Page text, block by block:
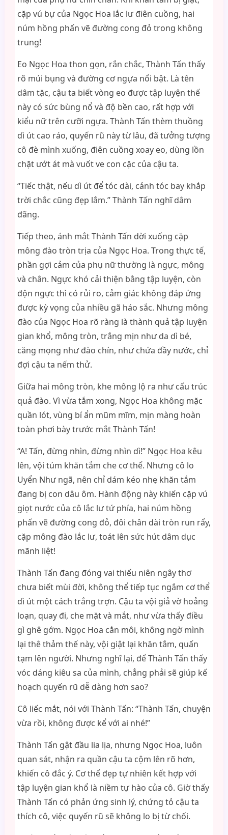
cặp vú bự của Ngọc Hoa lắc lư điên cuồng, hai
núm hồng phấn vẽ đường cong đỏ trong không
trung!
Eo Ngọc Hoa thon gọn, rắn chắc, Thành Tấn thấy
rõ múi bụng và đường cơ ngựa nổi bật. Là tên
dâm tặc, cậu ta biết vòng eo được tập luyện thế
này có sức bùng nổ và độ bền cao, rất hợp với
kiểu nữ trên cưỡi ngựa. Thành Tấn thèm thuồng
dì út cao ráo, quyến rũ này từ lâu, đã tưởng tượng
cô đè mình xuống, điên cuồng xoay eo, dùng lồn
chặt ướt át mà vuốt ve con cặc của cậu ta.
“Tiếc thật, nếu dì út để tóc dài, cảnh tóc bay khắp
trời chắc cũng đẹp lắm.” Thành Tấn nghĩ dâm
đãng.
Tiếp theo, ánh mắt Thành Tấn dời xuống cặp
mông đào tròn trịa của Ngọc Hoa. Trong thực tế,
phần gợi cảm của phụ nữ thường là ngực, mông
và chân. Ngực khó cải thiện bằng tập luyện, còn
độn ngực thì có rủi ro, cảm giác không đáp ứng
được kỳ vọng của nhiều gã háo sắc. Nhưng mông
đào của Ngọc Hoa rõ ràng là thành quả tập luyện
gian khổ, mông tròn, trắng mịn như da dì bé,
căng mọng như đào chín, như chứa đầy nước, chỉ
đợi cậu ta nếm thử.
Giữa hai mông tròn, khe mông lộ ra như cấu trúc
quả đào. Vì vừa tắm xong, Ngọc Hoa không mặc
quần lót, vùng bí ẩn mũm mĩm, mịn màng hoàn
toàn phơi bày trước mắt Thành Tấn!
“A! Tấn, đừng nhìn, đừng nhìn dì!” Ngọc Hoa kêu
lên, vội túm khăn tắm che cơ thể. Nhưng cô lo
Uyển Như ngã, nên chỉ dám kéo nhẹ khăn tắm
đang bị con dâu ôm. Hành động này khiến cặp vú
giọt nước của cô lắc lư tứ phía, hai núm hồng
phấn vẽ đường cong đỏ, đôi chân dài tròn run rẩy,
cặp mông đào lắc lư, toát lên sức hút dâm dục
mãnh liệt!
Thành Tấn đang đóng vai thiếu niên ngây thơ
chưa biết mùi đời, không thể tiếp tục ngắm cơ thể
dì út một cách trắng trợn. Cậu ta vội giả vờ hoảng
loạn, quay đi, che mặt và mắt, như vừa thấy điều
gì ghê gớm. Ngọc Hoa cắn môi, không ngờ mình
lại thê thảm thế này, vội giật lại khăn tắm, quấn
tạm lên người. Nhưng nghĩ lại, để Thành Tấn thấy
vóc dáng kiêu sa của mình, chẳng phải sẽ giúp kế
hoạch quyến rũ dễ dàng hơn sao?
Cô liếc mắt, nói với Thành Tấn: “Thành Tấn, chuyện
vừa rồi, không được kể với ai nhé!”
Thành Tấn gật đầu lia lịa, nhưng Ngọc Hoa, luôn
quan sát, nhận ra quần cậu ta cộm lên rõ hơn,
khiến cô đắc ý. Cơ thể đẹp tự nhiên kết hợp với
tập luyện gian khổ là niềm tự hào của cô. Giờ thấy
Thành Tấn có phản ứng sinh lý, chứng tỏ cậu ta
thích cô, việc quyến rũ sẽ không lo bị từ chối.